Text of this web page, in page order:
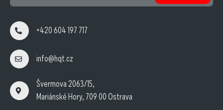
+420 604 197 717
info@hqt.cz
Švermova 2063/15,
Mariánské Hory, 709 00 Ostrava